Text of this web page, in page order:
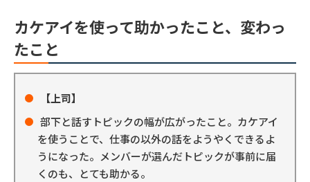
カケアイを使って助かったこと、変わっ
たこと
【上司】
部下と話すトピックの幅が広がったこと。カケアイ
を使うことで、仕事の以外の話をようやくできるよ
うになった。メンバーが選んだトピックが事前に届
くのも、とても助かる。